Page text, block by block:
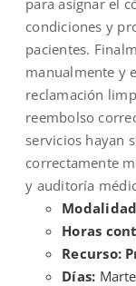
condiciones y
pacientes.
manualmente y
reclamación
reembolso
servicios hayan
correctamente
y auditoría
Horas
Recurso:
Días: